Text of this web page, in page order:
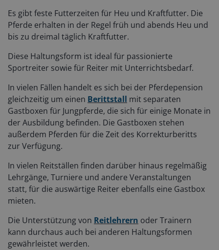
Es gibt feste Futterzeiten für Heu und Kraftfutter. Die
Pferde erhalten in der Regel früh und abends Heu und
bis zu dreimal täglich Kraftfutter.
Diese Haltungsform ist ideal für passionierte
Sportreiter sowie für Reiter mit Unterrichtsbedarf.
In vielen Fällen handelt es sich bei der Pferdepension
gleichzeitig um einen Berittstall mit separaten
Gastboxen für Jungpferde, die sich für einige Monate in
der Ausbildung befinden. Die Gastboxen stehen
außerdem Pferden für die Zeit des Korrekturberitts
zur Verfügung.
In vielen Reitställen finden darüber hinaus regelmäßig
Lehrgänge, Turniere und andere Veranstaltungen
statt, für die auswärtige Reiter ebenfalls eine Gastbox
mieten.
Die Unterstützung von Reitlehrern oder Trainern
kann durchaus auch bei anderen Haltungsformen
gewährleistet werden.